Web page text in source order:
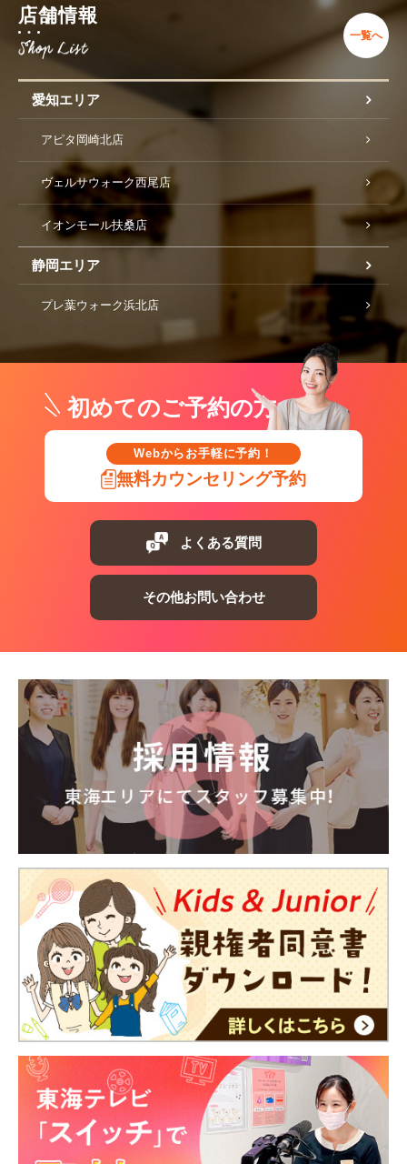
店舗情報
一覧へ
愛知エリア
アピタ岡崎北店
ヴェルサウォーク西尾店
イオンモール扶桑店
静岡エリア
プレ葉ウォーク浜北店
初めてのご予約の方
Webからお手軽に予約！
無料カウンセリング予約
よくある質問
その他お問い合わせ